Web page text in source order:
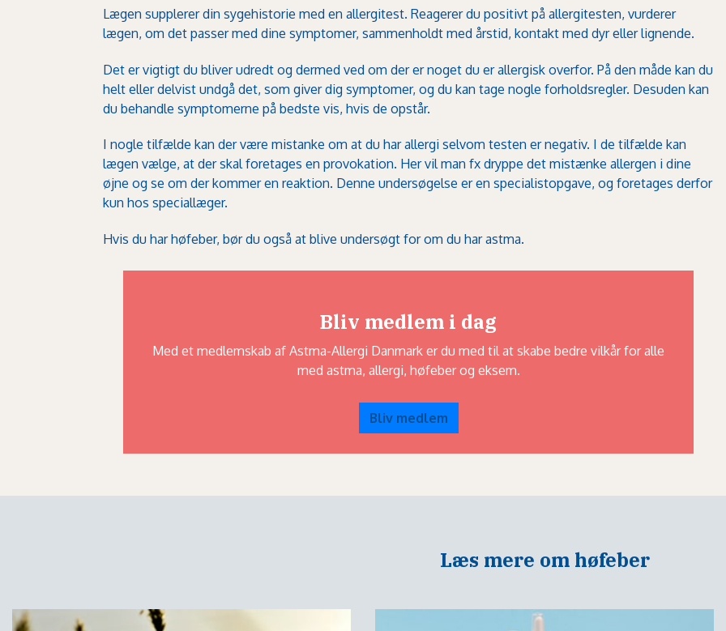
Lægen supplerer din sygehistorie med en allergitest. Reagerer du positivt på allergitesten, vurderer
lægen, om det passer med dine symptomer, sammenholdt med årstid, kontakt med dyr eller lignende.
Det er vigtigt du bliver udredt og dermed ved om der er noget du er allergisk overfor. På den måde kan du
helt eller delvist undgå det, som giver dig symptomer, og du kan tage nogle forholdsregler. Desuden kan
du behandle symptomerne på bedste vis, hvis de opstår.
I nogle tilfælde kan der være mistanke om at du har allergi selvom testen er negativ. I de tilfælde kan
lægen vælge, at der skal foretages en provokation. Her vil man fx dryppe det mistænke allergen i dine
øjne og se om der kommer en reaktion. Denne undersøgelse er en specialistopgave, og foretages derfor
kun hos speciallæger.
Hvis du har høfeber, bør du også at blive undersøgt for om du harastma.
Bliv medlem i dag
Med et medlemskab af Astma-Allergi Danmark er du med til at skabe bedre vilkår for alle
med astma, allergi, høfeber og eksem.
Bliv medlem
Læs mere om høfeber